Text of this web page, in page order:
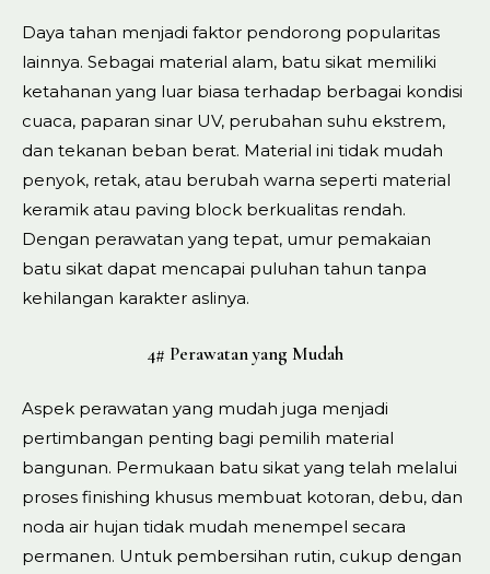
Daya tahan menjadi faktor pendorong popularitas
lainnya. Sebagai material alam, batu sikat memiliki
ketahanan yang luar biasa terhadap berbagai kondisi
cuaca, paparan sinar UV, perubahan suhu ekstrem,
dan tekanan beban berat. Material ini tidak mudah
penyok, retak, atau berubah warna seperti material
keramik atau paving block berkualitas rendah.
Dengan perawatan yang tepat, umur pemakaian
batu sikat dapat mencapai puluhan tahun tanpa
kehilangan karakter aslinya.
4# Perawatan yang Mudah
Aspek perawatan yang mudah juga menjadi
pertimbangan penting bagi pemilih material
bangunan. Permukaan batu sikat yang telah melalui
proses finishing khusus membuat kotoran, debu, dan
noda air hujan tidak mudah menempel secara
permanen. Untuk pembersihan rutin, cukup dengan